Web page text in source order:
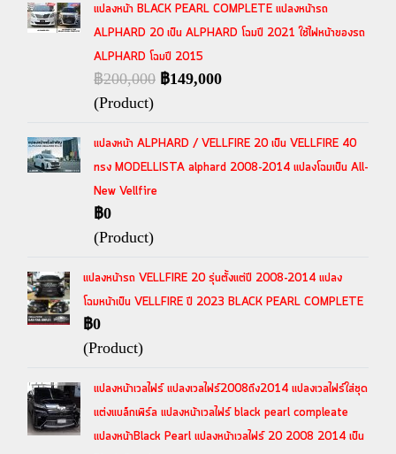
แปลงหน้า BLACK PEARL COMPLETE แปลงหน้ารถ
ALPHARD 20 เป็น ALPHARD โฉมปี 2021 ใช้ไฟหน้าของรถ
ALPHARD โฉมปี 2015
฿200,000 ฿149,000
(Product)
แปลงหน้า ALPHARD / VELLFIRE 20 เป็น VELLFIRE 40
ทรง MODELLISTA alphard 2008-2014 แปลงโฉมเป็น All-
New Vellfire
฿0
(Product)
แปลงหน้ารถ VELLFIRE 20 รุ่นตั้งแต่ปี 2008-2014 แปลง
โฉมหน้าเป็น VELLFIRE ปี 2023 BLACK PEARL COMPLETE
฿0
(Product)
แปลงหน้าเวลไฟร์ แปลงเวลไฟร์2008ถึง2014 แปลงเวลไฟร์ใส่ชุด
แต่งแบล็กเพิร์ล แปลงหน้าเวลไฟร์ black pearl compleate
แปลงหน้าBlack Pearl แปลงหน้าเวลไฟร์ 20 2008 2014 เป็น